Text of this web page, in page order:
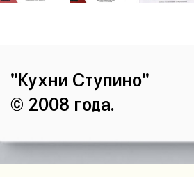
"Кухни Ступино"
© 2008 года.